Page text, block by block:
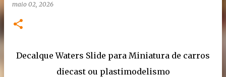
maio 02, 2026
Decalque Waters Slide para Miniatura de carros
diecast ou plastimodelismo